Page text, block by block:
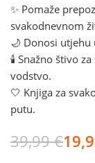
✨ Pomaže
svakodnevnom
🌙 Donosi utjehu
🕯️ Snažno štivo
vodstvo.
🤍 Knjiga za
putu.
39,99€